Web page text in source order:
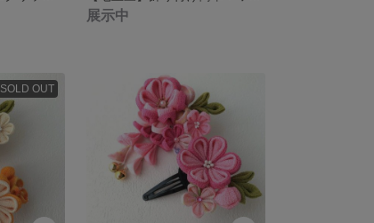
展示中
SOLD OUT